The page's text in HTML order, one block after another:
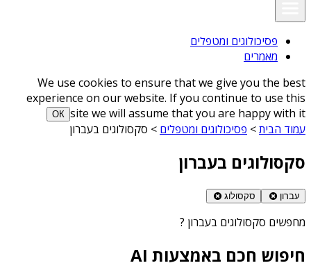
פסיכולוגים ומטפלים
מאמרים
We use cookies to ensure that we give you the best
experience on our website. If you continue to use this
site we will assume that you are happy with it
ОК
עמוד הבית> פסיכולוגים ומטפלים > סקסולוגים בעברון
סקסולוגים בעברון
עברון סקסולוג
מחפשים סקסולוגים בעברון ?
חיפוש חכם באמצעות AI